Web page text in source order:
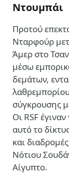
Ντουμπάι
Προτού
Νταρφούρ
Άμερ στο
μέσω
δεμάτων,
σύγκρουσης
Οι RSF
αυτό το
και
Νότιου
Αίγυπτο.